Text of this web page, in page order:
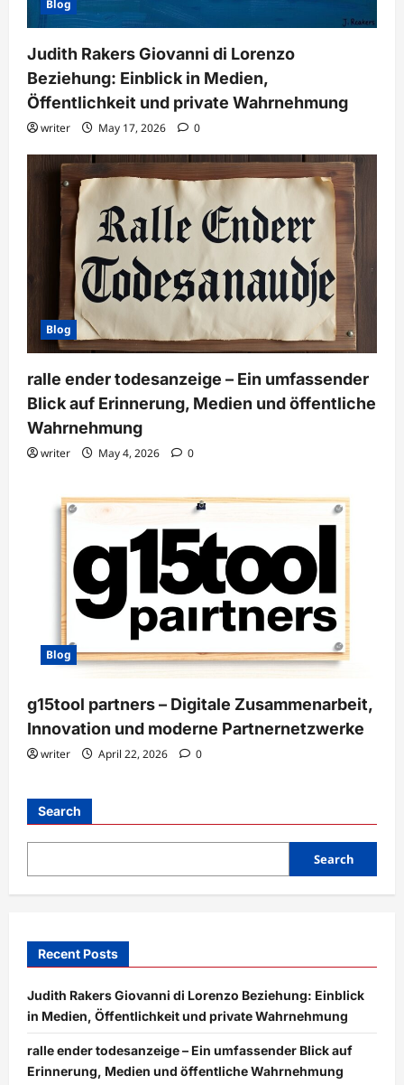
Blog
Judith Rakers Giovanni di Lorenzo
Beziehung: Einblick in Medien,
Öffentlichkeit und private Wahrnehmung
writer May 17, 2026 0
Blog
ralle ender todesanzeige – Ein umfassender
Blick auf Erinnerung, Medien und öffentliche
Wahrnehmung
writer May 4, 2026 0
Blog
g15tool partners – Digitale Zusammenarbeit,
Innovation und moderne Partnernetzwerke
writer April 22, 2026 0
Search
Search
Recent Posts
Judith Rakers Giovanni di Lorenzo Beziehung: Einblick
in Medien, Öffentlichkeit und private Wahrnehmung
ralle ender todesanzeige – Ein umfassender Blick auf
Erinnerung, Medien und öffentliche Wahrnehmung